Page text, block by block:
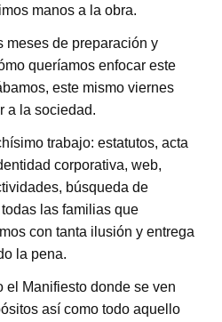
manos a la obra.
meses de preparación y
queríamos enfocar este
este mismo viernes
a la sociedad.
trabajo: estatutos, acta
corporativa, web,
búsqueda de
las familias que
con tanta ilusión y entrega
la pena.
el Manifiesto donde se ven
así como todo aquello